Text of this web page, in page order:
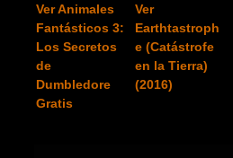
Ver Animales
Fantásticos 3:
Los Secretos
de
Dumbledore
Gratis
Ver
Earthtastroph
e (Catástrofe
en la Tierra)
(2016)